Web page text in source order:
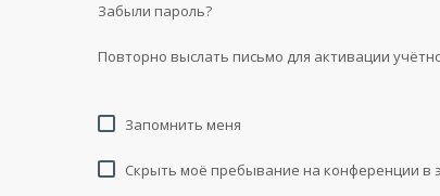
Забыли пароль?
Повторно выслать письмо для активации
Запомнить меня
Скрыть моё пребывание на конференции в